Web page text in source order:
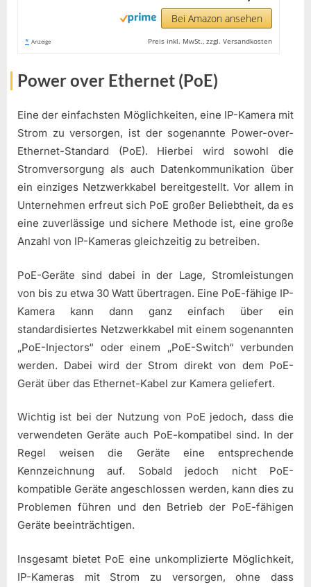
Bei Amazon ansehen
* Anzeige Preis inkl. MwSt., zzgl. Versandkosten
Power over Ethernet (PoE)
Eine der einfachsten Möglichkeiten, eine IP-Kamera mit
Strom zu versorgen, ist der sogenannte Power-over-
Ethernet-Standard (PoE). Hierbei wird sowohl die
Stromversorgung als auch Datenkommunikation über
ein einziges Netzwerkkabel bereitgestellt. Vor allem in
Unternehmen erfreut sich PoE großer Beliebtheit, da es
eine zuverlässige und sichere Methode ist, eine große
Anzahl von IP-Kameras gleichzeitig zu betreiben.
PoE-Geräte sind dabei in der Lage, Stromleistungen
von bis zu etwa 30 Watt übertragen. Eine PoE-fähige IP-
Kamera kann dann ganz einfach über ein
standardisiertes Netzwerkkabel mit einem sogenannten
„PoE-Injectors“ oder einem „PoE-Switch“ verbunden
werden. Dabei wird der Strom direkt von dem PoE-
Gerät über das Ethernet-Kabel zur Kamera geliefert.
Wichtig ist bei der Nutzung von PoE jedoch, dass die
verwendeten Geräte auch PoE-kompatibel sind. In der
Regel weisen die Geräte eine entsprechende
Kennzeichnung auf. Sobald jedoch nicht PoE-
kompatible Geräte angeschlossen werden, kann dies zu
Problemen führen und den Betrieb der PoE-fähigen
Geräte beeinträchtigen.
Insgesamt bietet PoE eine unkomplizierte Möglichkeit,
IP-Kameras mit Strom zu versorgen, ohne dass